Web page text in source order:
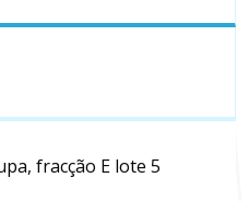
fracção E lote 5